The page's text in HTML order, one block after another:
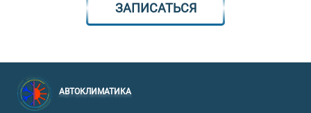
ЗАПИСАТЬСЯ
АВТОКЛИМАТИКА